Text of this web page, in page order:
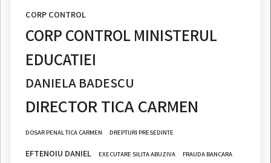
CORP CONTROL
CORP CONTROL MINISTERUL
EDUCATIEI
DANIELA BADESCU
DIRECTOR TICA CARMEN
DOSAR PENAL TICA CARMEN DREPTURI PRESEDINTE
EFTENOIU DANIEL EXECUTARE SILITA ABUZIVA FRAUDA BANCARA